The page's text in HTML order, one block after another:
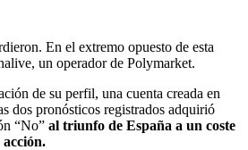
En el extremo opuesto de esta
un operador de Polymarket.
de su perfil, una cuenta creada en
dos pronósticos registrados adquirió
“No” al triunfo de España a un coste
acción.